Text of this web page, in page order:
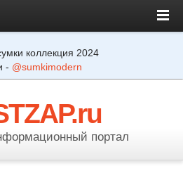
коллекция 2024
- @sumkimodern
портал